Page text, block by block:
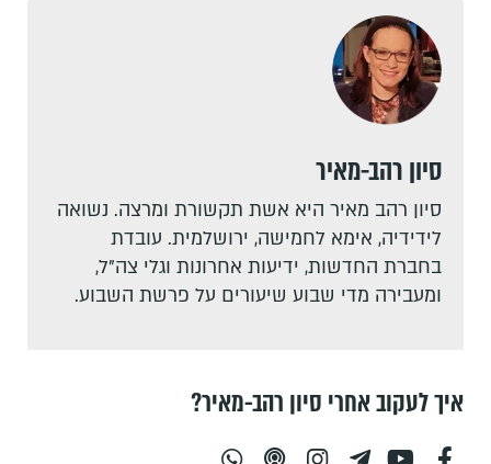
סיון רהב-מאיר
סיון רהב מאיר היא אשת תקשורת ומרצה. נשואה
לידידיה, אימא לחמישה, ירושלמית. עובדת
בחברת החדשות, ידיעות אחרונות וגלי צה"ל,
ומעבירה מדי שבוע שיעורים על פרשת השבוע.
איך לעקוב אחרי סיון רהב-מאיר?